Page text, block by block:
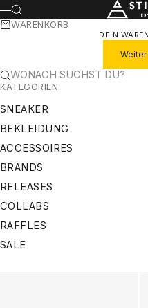
ZUM INHALT SPRINGEN
MENÜ
SUCHE
WARENKORB
DEIN
WONACH SUCHST DU?
KATEGORIEN
SNEAKER
BEKLEIDUNG
ACCESSOIRES
BRANDS
RELEASES
COLLABS
RAFFLES
SALE